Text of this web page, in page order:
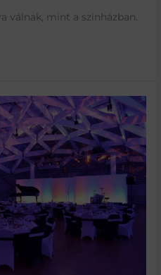
válnak, mint a színházban.